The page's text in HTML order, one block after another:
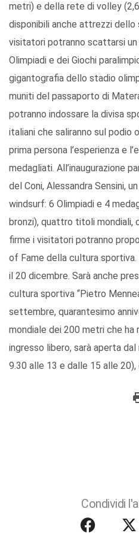
metri) e della rete di volley
disponibili anche attrezzi
visitatori potranno scattarsi
Olimpiadi e dei Giochi
gigantografia dello stadio
muniti del passaporto di
potranno indossare la divisa
italiani che saliranno sul podio
prima persona l’esperienza e
medagliati. All’inaugurazione
del Coni, Alessandra Sensini,
windsurf: 6 Olimpiadi e 4
bronzi), quattro titoli mondiali,
firme i visitatori potranno
of Fame della cultura
il 20 dicembre. Sarà anche
cultura sportiva “Pietro
settembre, quarantesimo
mondiale dei 200 metri che ha
ingresso libero, sarà aperta
9.30 alle 13 e dalle 15 alle
Condividi